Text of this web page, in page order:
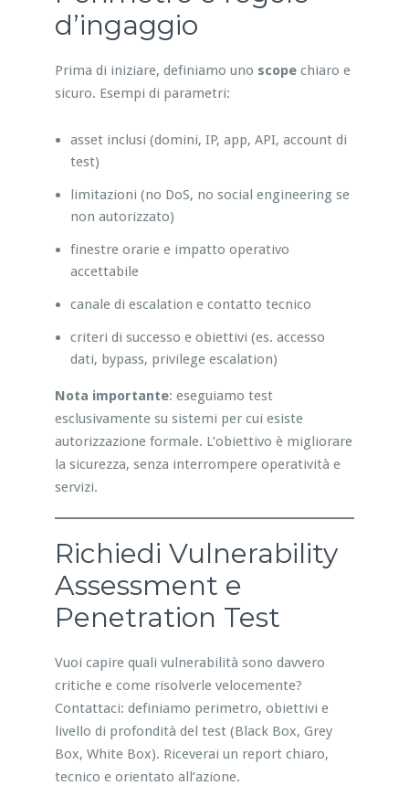
d’ingaggio
Prima di iniziare, definiamo uno scopechiaro e
sicuro. Esempi di parametri:
asset inclusi (domini, IP, app, API, account di
test)
limitazioni (no DoS, no social engineering se
non autorizzato)
finestre orarie e impatto operativo
accettabile
canale di escalation e contatto tecnico
criteri di successo e obiettivi (es. accesso
dati, bypass, privilege escalation)
Nota importante: eseguiamo test
esclusivamente su sistemi per cui esiste
autorizzazione formale. L’obiettivo è migliorare
la sicurezza, senza interrompere operatività e
servizi.
Richiedi Vulnerability
Assessment e
Penetration Test
Vuoi capire quali vulnerabilità sono davvero
critiche e come risolverle velocemente?
Contattaci: definiamo perimetro, obiettivi e
livello di profondità del test (Black Box, Grey
Box, White Box). Riceverai un report chiaro,
tecnico e orientato all’azione.